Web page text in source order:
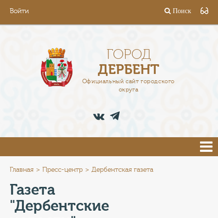
Войти Поиск
ГОРОД
ДЕРБЕНТ
Официальный сайт городского
округа
АДМИНИСТРАЦИЯ
ПРЕСС-ЦЕНТР
ТУРИСТАМ
Главная Пресс-центр Дербентская газета
Газета
"Дербентские